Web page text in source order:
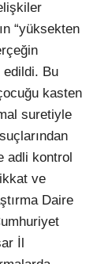
“yüksekten
edildi. Bu
kasten
suretiyle
adli kontrol
ve
Daire
İl